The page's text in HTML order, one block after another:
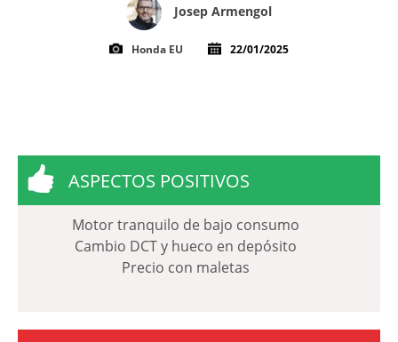
Josep Armengol
Honda EU 22/01/2025
ASPECTOS POSITIVOS
Motor tranquilo de bajo consumo
Cambio DCT y hueco en depósito
Precio con maletas